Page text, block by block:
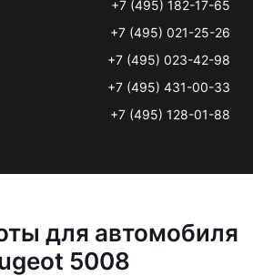
+7 (495) 182-17-65
+7 (495) 021-25-26
+7 (495) 023-42-98
+7 (495) 431-00-33
+7 (495) 128-01-88
для автомобиля
5008